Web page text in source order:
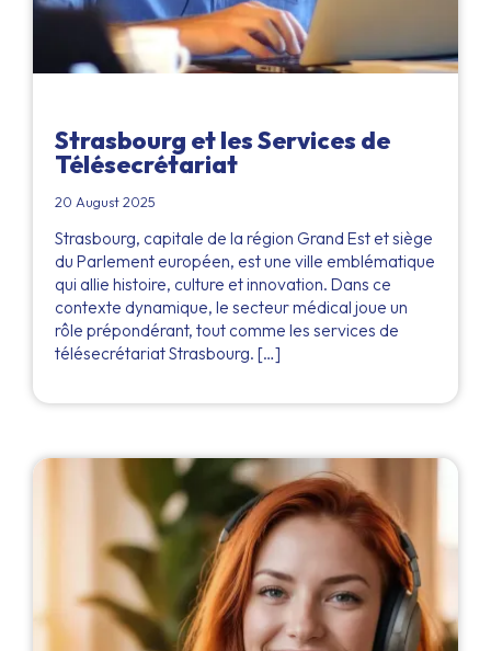
Strasbourg et les Services de
Télésecrétariat
20 August 2025
Strasbourg, capitale de la région Grand Est et siège
du Parlement européen, est une ville emblématique
qui allie histoire, culture et innovation. Dans ce
contexte dynamique, le secteur médical joue un
rôle prépondérant, tout comme les services de
télésecrétariat Strasbourg. […]